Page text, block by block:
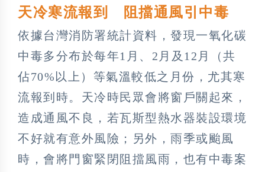
天冷寒流報到 阻擋通風引中毒
依據台灣消防署統計資料，發現一氧化碳
中毒多分布於每年1月、2月及12月（共
佔70%以上）等氣溫較低之月份，尤其寒
流報到時。天冷時民眾會將窗戶關起來，
造成通風不良，若瓦斯型熱水器裝設環境
不好就有意外風險；另外，雨季或颱風
時，會將門窗緊閉阻擋風雨，也有中毒案